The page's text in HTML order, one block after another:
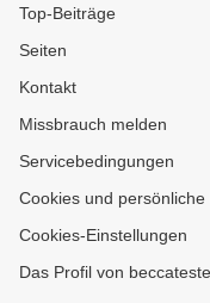
Top-Beiträge
Seiten
Kontakt
Missbrauch melden
Servicebedingungen
Cookies und persönliche
Cookies-Einstellungen
Das Profil von